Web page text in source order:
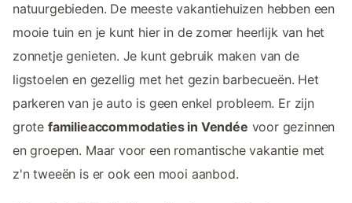
natuurgebieden. De meeste vakantiehuizen hebben een
mooie tuin en je kunt hier in de zomer heerlijk van het
zonnetje genieten. Je kunt gebruik maken van de
ligstoelen en gezellig met het gezin barbecueën. Het
parkeren van je auto is geen enkel probleem. Er zijn
grote familieaccommodaties in Vendée voor gezinnen
en groepen. Maar voor een romantische vakantie met
z'n tweeën is er ook een mooi aanbod.